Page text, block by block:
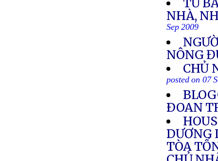
TƯ
NHÀ,
Sep 2009
NÔNG
CHỦ
posted on 07
ÐOAN
DƯƠNG
TÒA